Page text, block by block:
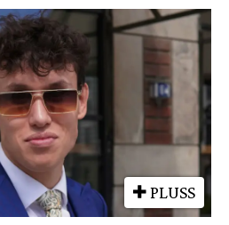
PLUSS